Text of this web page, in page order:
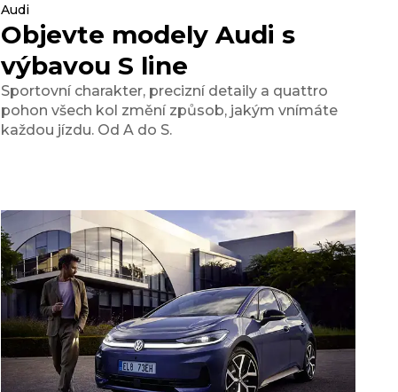
Audi
Objevte modely Audi s
výbavou S line
Sportovní charakter, precizní detaily a quattro
pohon všech kol změní způsob, jakým vnímáte
každou jízdu. Od A do S.